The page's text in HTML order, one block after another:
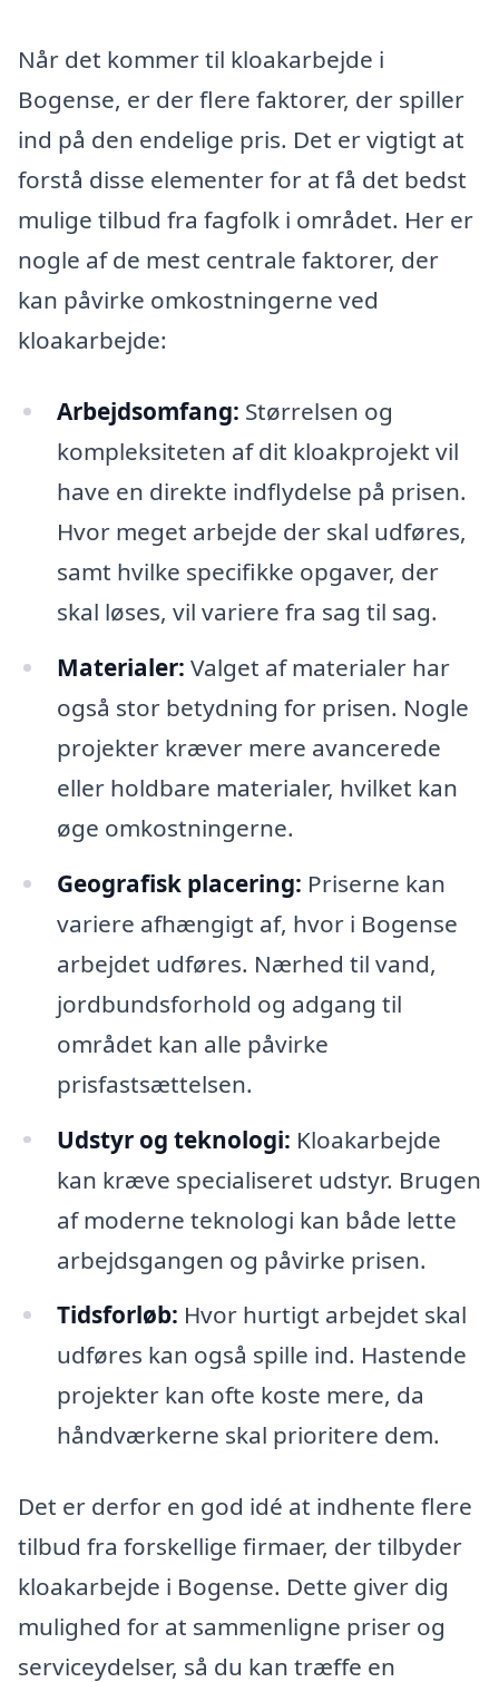
Når det kommer til kloakarbejde i
Bogense, er der flere faktorer, der spiller
ind på den endelige pris. Det er vigtigt at
forstå disse elementer for at få det bedst
mulige tilbud fra fagfolk i området. Her er
nogle af de mest centrale faktorer, der
kan påvirke omkostningerne ved
kloakarbejde:
Arbejdsomfang: Størrelsen og
kompleksiteten af dit kloakprojekt vil
have en direkte indflydelse på prisen.
Hvor meget arbejde der skal udføres,
samt hvilke specifikke opgaver, der
skal løses, vil variere fra sag til sag.
Materialer: Valget af materialer har
også stor betydning for prisen. Nogle
projekter kræver mere avancerede
eller holdbare materialer, hvilket kan
øge omkostningerne.
Geografisk placering: Priserne kan
variere afhængigt af, hvor i Bogense
arbejdet udføres. Nærhed til vand,
jordbundsforhold og adgang til
området kan alle påvirke
prisfastsættelsen.
Udstyr og teknologi: Kloakarbejde
kan kræve specialiseret udstyr. Brugen
af moderne teknologi kan både lette
arbejdsgangen og påvirke prisen.
Tidsforløb: Hvor hurtigt arbejdet skal
udføres kan også spille ind. Hastende
projekter kan ofte koste mere, da
håndværkerne skal prioritere dem.
Det er derfor en god idé at indhente flere
tilbud fra forskellige firmaer, der tilbyder
kloakarbejde i Bogense. Dette giver dig
mulighed for at sammenligne priser og
serviceydelser, så du kan træffe en